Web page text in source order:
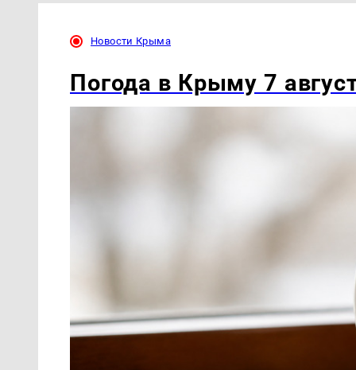
Новости Крыма
Погода в Крыму
+35 и ветер